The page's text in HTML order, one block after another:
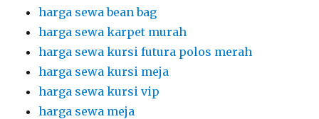
harga sewa bean bag
harga sewa karpet murah
harga sewa kursi futura polos merah
harga sewa kursi meja
harga sewa kursi vip
harga sewa meja